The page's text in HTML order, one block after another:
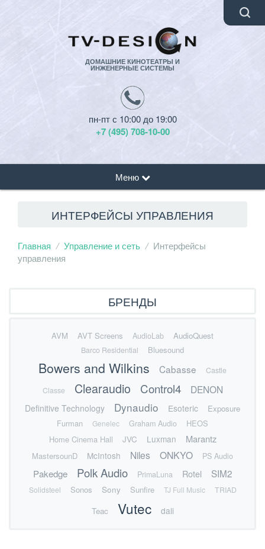
ДОМАШНИЕ КИНОТЕАТРЫ И
ИНЖЕНЕРНЫЕ СИСТЕМЫ
пн-пт с 10:00 до 19:00
+7 (495) 708-10-00
Меню
ИНТЕРФЕЙСЫ УПРАВЛЕНИЯ
Главная Управление и сеть
Интерфейсы
управления
БРЕНДЫ
AVM AVT Screens AudioLab AudioQuest
Barco Residential Bluesound
Bowers and Wilkins Cabasse Castle
Classe Clearaudio Control4 DENON
Definitive Technology Dynaudio Esoteric
Exposure
Furman
Genelec Graham Audio
HEOS
Home Cinema Hall
JVC Luxman Marantz
MastersounD McIntosh Niles ONKYO PS Audio
Pakedge Polk Audio PrimaLuna Rotel SIM2
Solidsteel Sonos Sony Sunfire TJ Full Music TRIAD
Teac Vutec dali